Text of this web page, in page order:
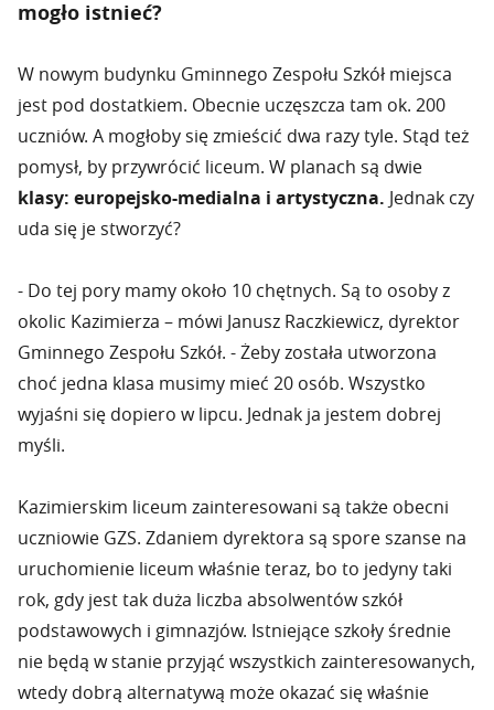
mogło istnieć?
W nowym budynku Gminnego Zespołu Szkół miejsca
jest pod dostatkiem. Obecnie uczęszcza tam ok. 200
uczniów. A mogłoby się zmieścić dwa razy tyle. Stąd też
pomysł, by przywrócić liceum. W planach są dwie
klasy: europejsko-medialna i artystyczna. Jednak czy
uda się je stworzyć?
- Do tej pory mamy około 10 chętnych. Są to osoby z
okolic Kazimierza – mówi Janusz Raczkiewicz, dyrektor
Gminnego Zespołu Szkół. - Żeby została utworzona
choć jedna klasa musimy mieć 20 osób. Wszystko
wyjaśni się dopiero w lipcu. Jednak ja jestem dobrej
myśli.
Kazimierskim liceum zainteresowani są także obecni
uczniowie GZS. Zdaniem dyrektora są spore szanse na
uruchomienie liceum właśnie teraz, bo to jedyny taki
rok, gdy jest tak duża liczba absolwentów szkół
podstawowych i gimnazjów. Istniejące szkoły średnie
nie będą w stanie przyjąć wszystkich zainteresowanych,
wtedy dobrą alternatywą może okazać się właśnie